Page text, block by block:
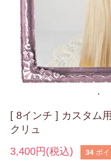
[ 8インチ ] カスタム
クリュ
3,400円(税込)
34 ポイ